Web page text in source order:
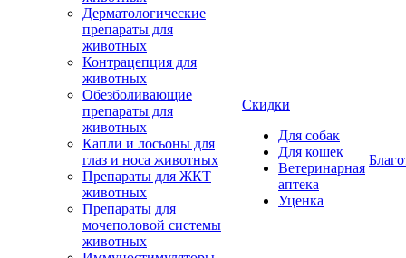
Дерматологические
препараты для
животных
Контрацепция для
животных
Обезболивающие
препараты для
животных
Капли и лосьоны для
глаз и носа животных
Препараты для ЖКТ
животных
Препараты для
мочеполовой системы
животных
Скидки
Для собак
Для кошек
Ветеринарная
аптека
Уценка